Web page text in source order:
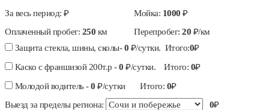
За весь период: ₽ Мойка: 1000 ₽
Оплаченный пробег: 250 км Перепробег: 20 ₽/км
Защита стекла, шины, сколы-0 ₽/сутки. Итого:0₽
Каско с франшизой 200т.р -0 ₽/сутки. Итого: 0₽
Молодой водитель -0 ₽/сутки Итого: 0₽
Выезд за пределы региона:
0₽